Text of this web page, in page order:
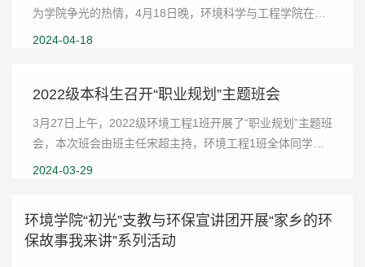
为学院争光的热情，4月18日晚，环境科学与工程学院在振
声苑举行运动会赛前动员会暨培训讲座。本次培训邀请了山
2024-04-18
2022级本科生召开“职业规划”主题班会
3月27日上午，2022级环境工程1班开展了“职业规划”主题班
会，本次班会由班主任宋超主持，环境工程1班全体同学参
加。首先，宋超根据近三年毕业生就业去向系统分析了环境
2024-03-29
环境学院“初光”支教与环保宣讲团开展“家乡的环
保故事我来讲”系列活动